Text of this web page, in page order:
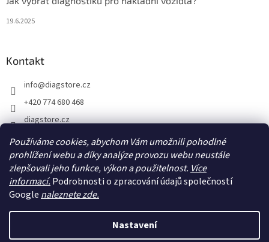
Používáme cookies, abychom Vám umožnili pohodlné
prohlížení webu a díky analýze provozu webu neustále
zlepšovali jeho funkce, výkon a použitelnost. Více
informací. Podrobnosti o zpracování údajů společností
Google naleznete zde.
Nastavení
19.6.2025
Kontakt
info@diagstore.cz
+420 774 680 468
diagstore.cz
diagstorecz
diagstore
@diagstorecz